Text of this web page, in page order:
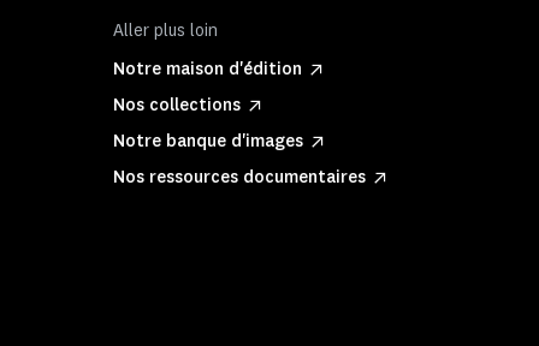
Aller plus loin
Notre maison d'édition
Nos collections
Notre banque d'images
Nos ressources documentaires